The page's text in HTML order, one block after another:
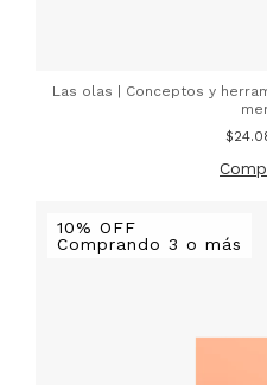
Las olas | Conceptos y
10% OFF
Comprando 3 o más